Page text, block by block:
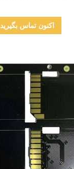
اکنون تماس بگیرید